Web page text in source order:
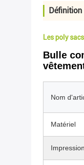
Définition
Les poly
Bulle
Nom
Matériel
Impression